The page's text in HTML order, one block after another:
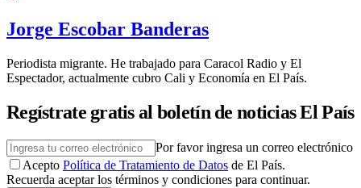
Jorge Escobar Banderas
Periodista migrante. He trabajado para Caracol Radio y El
Espectador, actualmente cubro Cali y Economía en El País.
Regístrate gratis al boletín de noticias El País
Por favor ingresa un correo electrónico
Acepto Política de Tratamiento de Datos de El País.
Recuerda aceptar los términos y condiciones para continuar.